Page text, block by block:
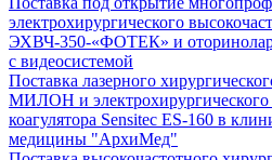
электрохирургического
ЭХВЧ-350-«ФОТЕК» и
с видеосистемой
Поставка лазерного
МИЛОН и электрохирургического
коагулятора Sensitec ES-160 в
медицины "АрхиМед"